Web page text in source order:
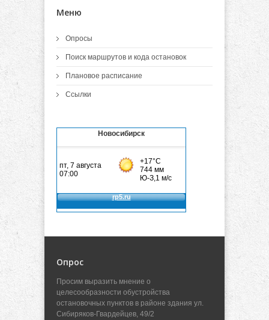
Меню
Опросы
Поиск маршрутов и кода остановок
Плановое расписание
Ссылки
Новосибирск
Опрос
Просим выразить мнение о
целесообразности обустройства
остановочных пунктов в районе здания ул.
Сибиряков-Гвардейцев, 49/2